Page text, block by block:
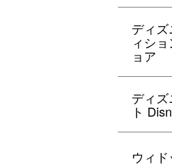
ディ
ィシ
ョア
ディ
ト
ウィ